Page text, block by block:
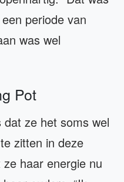
periode van
was wel
Pot
ze het soms wel
zitten in deze
haar energie nu